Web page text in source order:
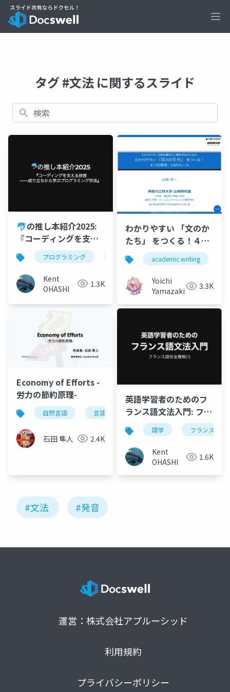
タグ #文法 に関するスライド
検索
🐬の推し本紹介2025:
『コーディングを支え
る技術 ――成り立ちから学
ぶプログラミング作
法』
プログラミング 設計
Kent
OHASHI
1.3K
わかりやすい 「文のか
たち」 をつくる！４つ
の原則・10のルール
（山崎研卒研ゼミ）
academic writing
Yoichi
Yamazaki
3.3K
Economy of Efforts -
労力の節約原理-
自然言語 言語学 英語学 日本語学
石田 隼人 2.4K
英語学習者のためのフ
ランス語文法入門: フラ
ンス語完全理解(?)
語学 フランス語
Kent
OHASHI
1.6K
#文法 #発音
運営：株式会社アプルーシッド
利用規約
プライバシーポリシー